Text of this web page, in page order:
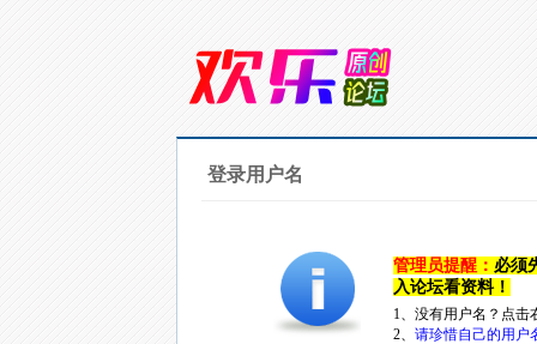
登录用户名
管理员提醒： 必须
入论坛看资料！
1、没有用户名？点
2、 请珍惜自己的用户